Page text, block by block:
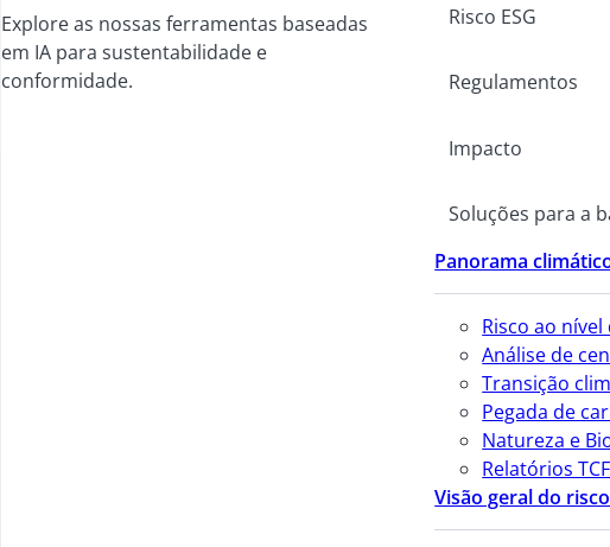
Explore as nossas ferramentas baseadas
em IA para sustentabilidade e
conformidade.
Risco ESG
Regulamentos
Impacto
Soluções para a
Panorama
Risco ao
Análise de
Transição
Pegada de
Natureza e
Relatórios
Visão geral do risco